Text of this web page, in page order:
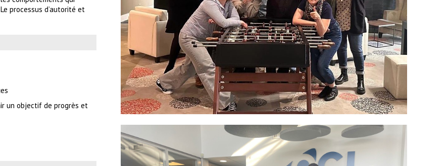
processus d’autorité et
un objectif de progrès et